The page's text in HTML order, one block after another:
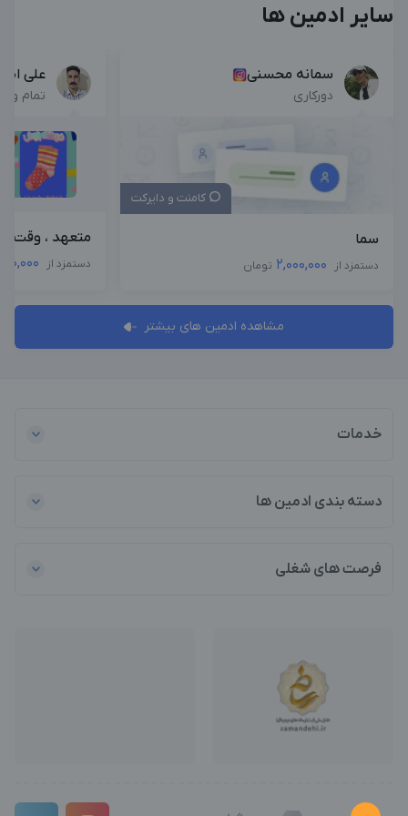
سایر ادمین ها
سمانه محسنی
دورکاری
کامنت و دایرکت
سما
دستمزد از 2,000,000 تومان
علی
تمام
متعهد ، وقت
دستمزد از
مشاهده ادمین های بیشتر
خدمات
دسته بندی ادمین ها
فرصت های شغلی